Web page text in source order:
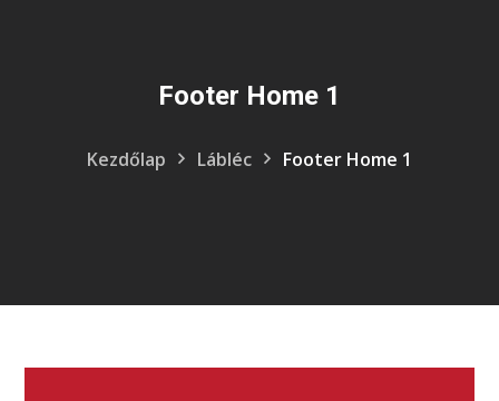
Footer Home 1
Kezdőlap Lábléc Footer Home 1